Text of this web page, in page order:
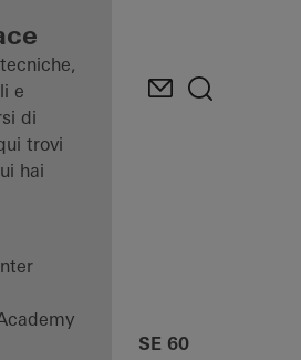
e
di
trovi
hai
ASE 60